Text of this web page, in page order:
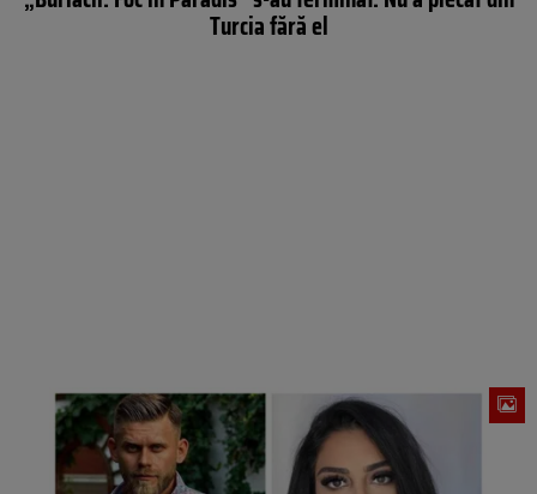
Turcia fără el